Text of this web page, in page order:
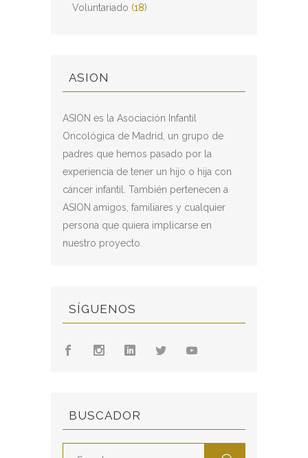
Voluntariado (18)
ASION
ASION es la Asociación Infantil
Oncológica de Madrid, un grupo de
padres que hemos pasado por la
experiencia de tener un hijo o hija con
cáncer infantil. También pertenecen a
ASION amigos, familiares y cualquier
persona que quiera implicarse en
nuestro proyecto.
SÍGUENOS
BUSCADOR